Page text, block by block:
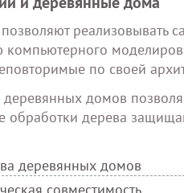
компьютерного
по своей
деревянных домов
обработки дерева
деревянных домов
совместимость